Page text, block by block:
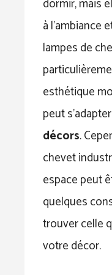
dormir, mais
à l’ambiance
lampes de
esthétique
peut
décors.
chevet
espace peut
quelques
trouver celle
votre décor.